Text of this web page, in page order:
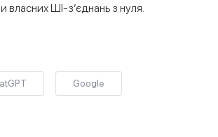
власних ШІ-з’єднань з нуля.
Google